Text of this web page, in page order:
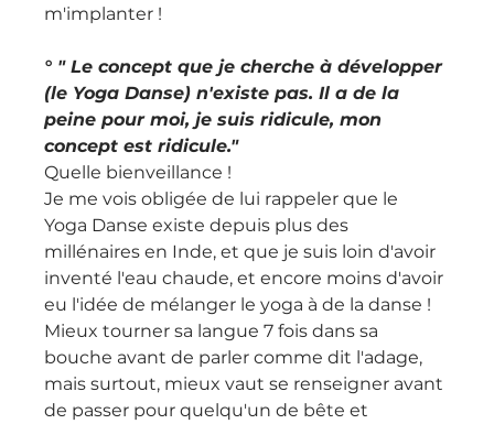
m'implanter !
° " Le concept que je cherche à développer
(le Yoga Danse) n'existe pas. Il a de la
peine pour moi, je suis ridicule, mon
concept est ridicule."
Quelle bienveillance !
Je me vois obligée de lui rappeler que le
Yoga Danse existe depuis plus des
millénaires en Inde, et que je suis loin d'avoir
inventé l'eau chaude, et encore moins d'avoir
eu l'idée de mélanger le yoga à de la danse !
Mieux tourner sa langue 7 fois dans sa
bouche avant de parler comme dit l'adage,
mais surtout, mieux vaut se renseigner avant
de passer pour quelqu'un de bête et